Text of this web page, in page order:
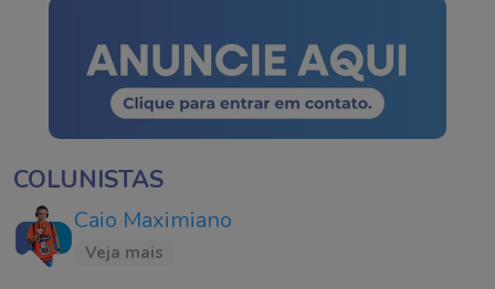
COLUNISTAS
Caio Maximiano
Veja mais